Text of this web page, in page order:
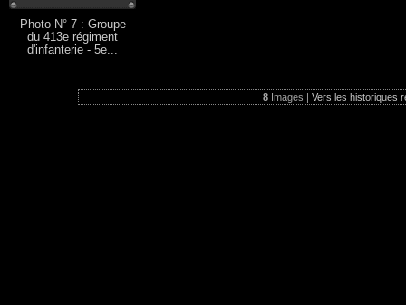
Photo N° 7 : Groupe
du 413e régiment
d'infanterie - 5e...
8Images | Vers les historiques